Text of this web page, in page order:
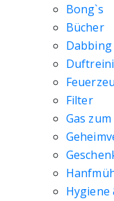
Bong`s
Bücher
Filter
Gas
Hygiene